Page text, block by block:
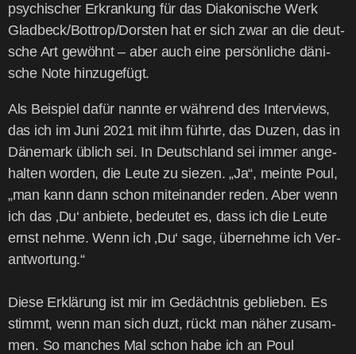
psy­chi­scher Erkran­kung für das Dia­ko­ni­sche Werk
Gladbeck/Bottrop/Dorsten hat er sich zwar an die deut­
sche Art gewöhnt – aber auch eine per­sön­li­che däni­
sche Note hinzugefügt.
Als Bei­spiel dafür nann­te er wäh­rend des Inter­views,
das ich im Juni 2021 mit ihm führ­te, das Duzen, das in
Däne­mark üblich sei. In Deutsch­land sei immer ange­
hal­ten wor­den, die Leu­te zu sie­zen. „Ja“, mein­te Poul,
„man kann dann schon mit­ein­an­der reden. Aber wenn
ich das ‚Du‘ anbie­te, bedeu­tet es, dass ich die Leu­te
ernst neh­me. Wenn ich ‚Du‘ sage, über­neh­me ich Ver­
ant­wor­tung.“
Die­se Erklä­rung ist mir im Gedächt­nis geblie­ben. Es
stimmt, wenn man sich duzt, rückt man näher zusam­
men. So man­ches Mal schon habe ich an Poul